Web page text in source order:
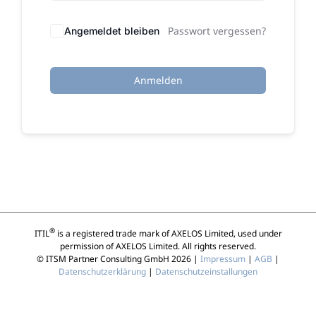
Angemeldet bleiben Passwort vergessen?
Anmelden
ITIL®is a registered trade mark of AXELOS Limited, used under
permission of AXELOS Limited. All rights reserved.
© ITSM Partner Consulting GmbH 2026 | Impressum | AGB |
Datenschutzerklärung | Datenschutzeinstallungen